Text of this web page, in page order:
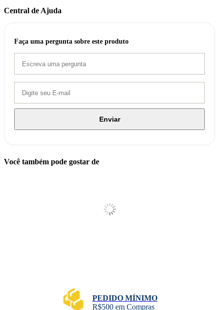
Central de Ajuda
Faça uma pergunta sobre este produto
Enviar
Você também pode gostar de
PEDIDO MÍNIMO
R$500 em Compras